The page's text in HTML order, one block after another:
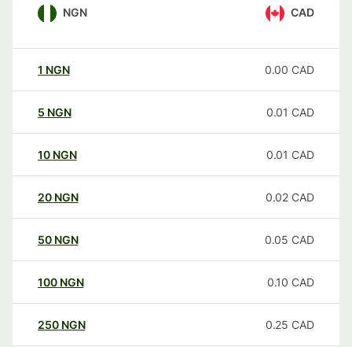
NGN CAD
1 NGN 0.00 CAD
5 NGN 0.01 CAD
10 NGN 0.01 CAD
20 NGN 0.02 CAD
50 NGN 0.05 CAD
100 NGN 0.10 CAD
250 NGN 0.25 CAD